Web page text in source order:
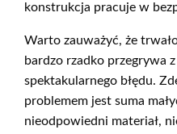
konstrukcja pracuje w
Warto zauważyć, że
bardzo rzadko przegrywa
spektakularnego błędu.
problemem jest suma
nieodpowiedni materiał,